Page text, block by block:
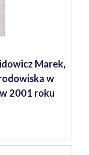
Marek,
w
2001 roku